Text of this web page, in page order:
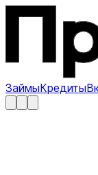
ЗаймыКредиты